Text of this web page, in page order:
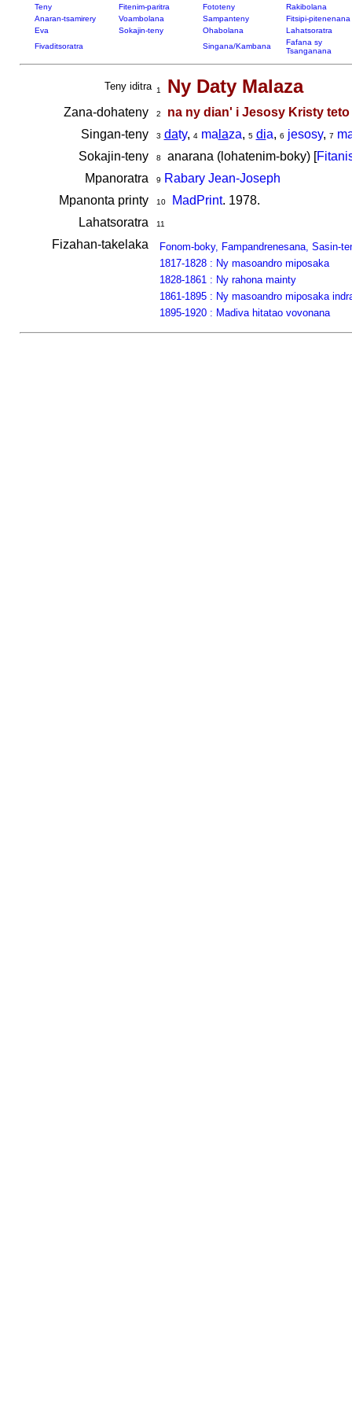
Teny Fitenim-paritra Fototeny
Rakibolana
Anaran-tsamirery
Voambolana Sampanteny
Fitsipi-pitenenana
Eva
Sokajin-teny Ohabolana
Lahatsoratra
Fivaditsoratra
Singana/Kambana
Fafana sy
Tsanganana
Teny iditra 1 Ny Daty Malaza
Zana-dohateny 2
na ny dian' i Jesosy Kristy teto
Singan-teny
3 daty, 4 ma laza, 5 dia, 6 jesosy, 7
Sokajin-teny
8 anarana (lohatenim-boky) [
Mpanoratra
9
Rabary Jean-Joseph
Mpanonta printy
10 MadPrint. 1978.
Lahatsoratra
11
Fizahan-takelaka
Fonom-boky, Fampandrenesana, Sasin-
1817-1828 : Ny masoandro miposaka
1828-1861 : Ny rahona mainty
1861-1895 : Ny masoandro miposaka
1895-1920 : Madiva hitatao vovonana